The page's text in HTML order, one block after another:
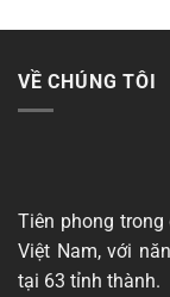
VỀ CHÚNG TÔI
Tiên phong
Việt Nam, với
tại 63 tỉnh thành.